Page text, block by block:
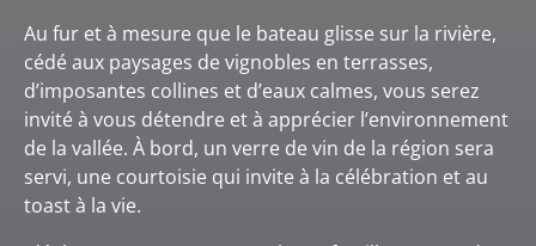
Au fur et à mesure que le bateau glisse sur la rivière,
cédé aux paysages de vignobles en terrasses,
d’imposantes collines et d’eaux calmes, vous serez
invité à vous détendre et à apprécier l’environnement
de la vallée. À bord, un verre de vin de la région sera
servi, une courtoisie qui invite à la célébration et au
toast à la vie.